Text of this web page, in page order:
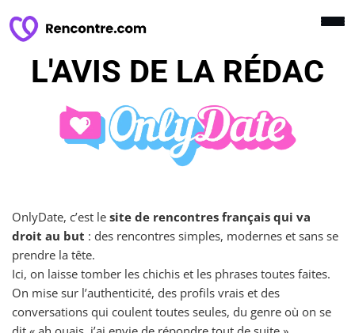
L'AVIS DE LA RÉDAC
OnlyDate, c’est le site de rencontres français qui va
droit au but : des rencontres simples, modernes et sans se
prendre la tête.
Ici, on laisse tomber les chichis et les phrases toutes faites.
On mise sur l’authenticité, des profils vrais et des
conversations qui coulent toutes seules, du genre où on se